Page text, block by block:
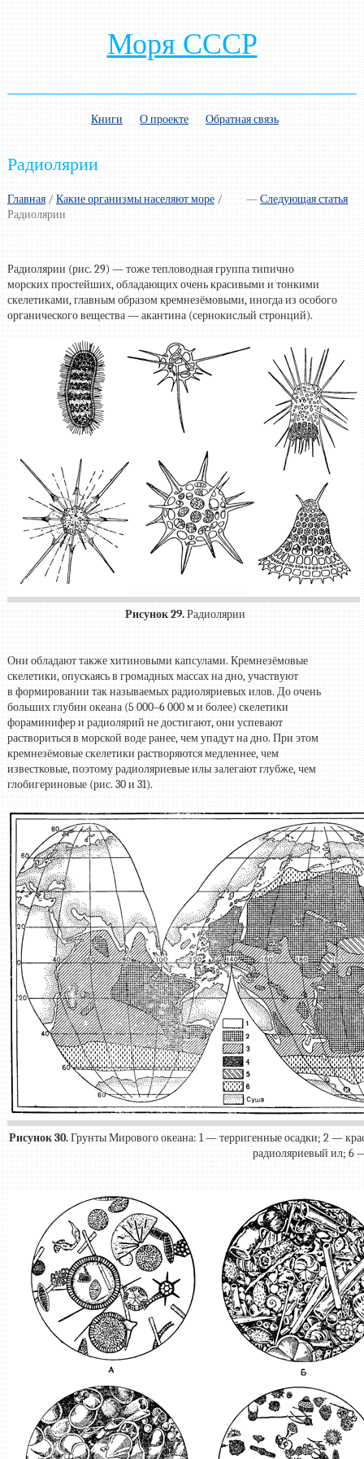
Моря СССР
Книги О проекте Обратная связь
Радиолярии
Главная/ —Следующая статья
Какие организмы населяют море/
Радиолярии
Радиолярии (рис. 29) — тоже тепловодная группа типично
морских простейших, обладающих очень красивыми и тонкими
скелетиками, главным образом кремнезёмовыми, иногда из особого
органического вещества — акантина (сернокислый стронций).
Рисунок 29.Радиолярии
Они обладают также хитиновыми капсулами. Кремнезёмовые
скелетики, опускаясь в громадных массах на дно, участвуют
в формировании так называемых радиоляриевых илов. До очень
больших глубин океана (5 000–6 000 м и более) скелетики
фораминифер и радиолярий не достигают, они успевают
раствориться в морской воде ранее, чем упадут на дно. При этом
кремнезёмовые скелетики растворяются медленнее, чем
известковые, поэтому радиоляриевые илы залегают глубже, чем
глобигериновые (рис. 30 и 31).
Рисунок 30.Грунты Мирового океана: 1 — терригенные осадки; 2 —
радиоляриевый ил; 6